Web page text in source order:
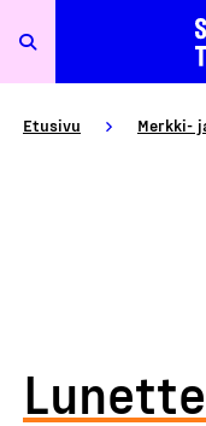
Etusivu Merkki-